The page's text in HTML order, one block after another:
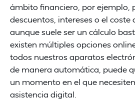
ámbito financiero, por ejemplo,
descuentos, intereses o el coste
aunque suele ser un cálculo
existen múltiples opciones
todos nuestros aparatos
de manera automática, puede
un momento en el que
asistencia digital.